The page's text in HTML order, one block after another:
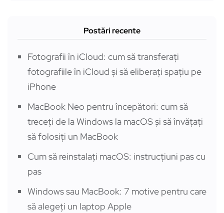
Postări recente
Fotografii în iCloud: cum să transferați
fotografiile în iCloud și să eliberați spațiu pe
iPhone
MacBook Neo pentru începători: cum să
treceți de la Windows la macOS și să învățați
să folosiți un MacBook
Cum să reinstalați macOS: instrucțiuni pas cu
pas
Windows sau MacBook: 7 motive pentru care
să alegeți un laptop Apple